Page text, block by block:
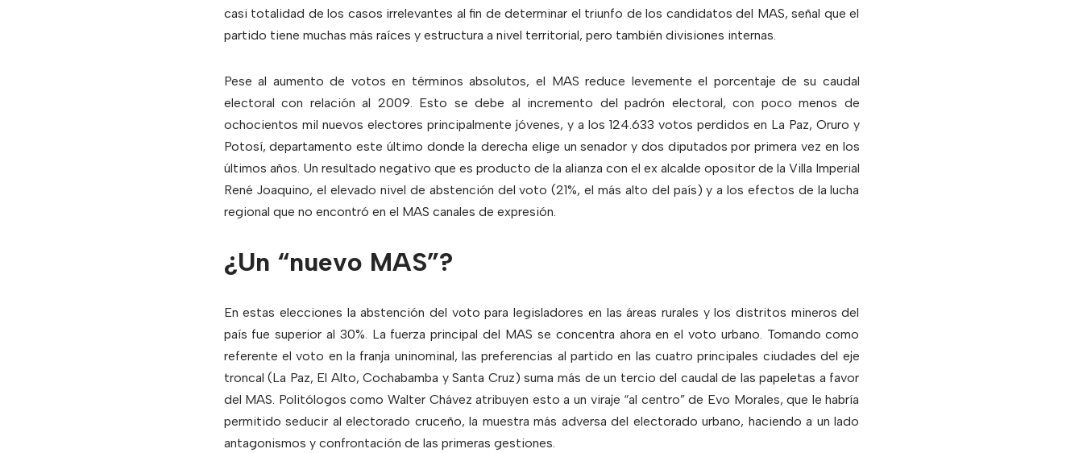
casi totalidad de los casos irrelevantes al fin de determinar el triunfo de los candidatos del MAS, señal que el
partido tiene muchas más raíces y estructura a nivel territorial, pero también divisiones internas.
Pese al aumento de votos en términos absolutos, el MAS reduce levemente el porcentaje de su caudal
electoral con relación al 2009. Esto se debe al incremento del padrón electoral, con poco menos de
ochocientos mil nuevos electores principalmente jóvenes, y a los 124.633 votos perdidos en La Paz, Oruro y
Potosí, departamento este último donde la derecha elige un senador y dos diputados por primera vez en los
últimos años. Un resultado negativo que es producto de la alianza con el ex alcalde opositor de la Villa Imperial
René Joaquino, el elevado nivel de abstención del voto (21%, el más alto del país) y a los efectos de la lucha
regional que no encontró en el MAS canales de expresión.
¿Un “nuevo MAS”?
En estas elecciones la abstención del voto para legisladores en las áreas rurales y los distritos mineros del
país fue superior al 30%. La fuerza principal del MAS se concentra ahora en el voto urbano. Tomando como
referente el voto en la franja uninominal, las preferencias al partido en las cuatro principales ciudades del eje
troncal (La Paz, El Alto, Cochabamba y Santa Cruz) suma más de un tercio del caudal de las papeletas a favor
del MAS. Politólogos como Walter Chávez atribuyen esto a un viraje “al centro” de Evo Morales, que le habría
permitido seducir al electorado cruceño, la muestra más adversa del electorado urbano, haciendo a un lado
antagonismos y confrontación de las primeras gestiones.